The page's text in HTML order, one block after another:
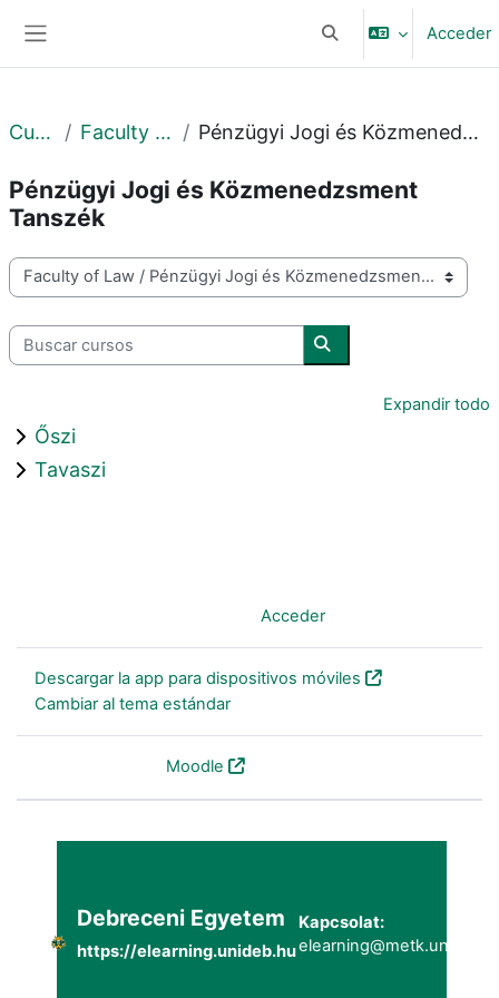
Selector de búsqueda
Acceder
Cursos Faculty of Law Pénzügyi Jogi és Közmenedzsment Tanszék
Pénzügyi Jogi és Közmenedzsment
Tanszék
Categorías
Buscar cursos
Buscar cursos
Expandir todo
Őszi
Tavaszi
Acceder)
Descargar la app para dispositivos móviles
Cambiar al tema estándar
Moodle
Debreceni Egyetem
https://elearning.unideb.hu
Kapcsolat: